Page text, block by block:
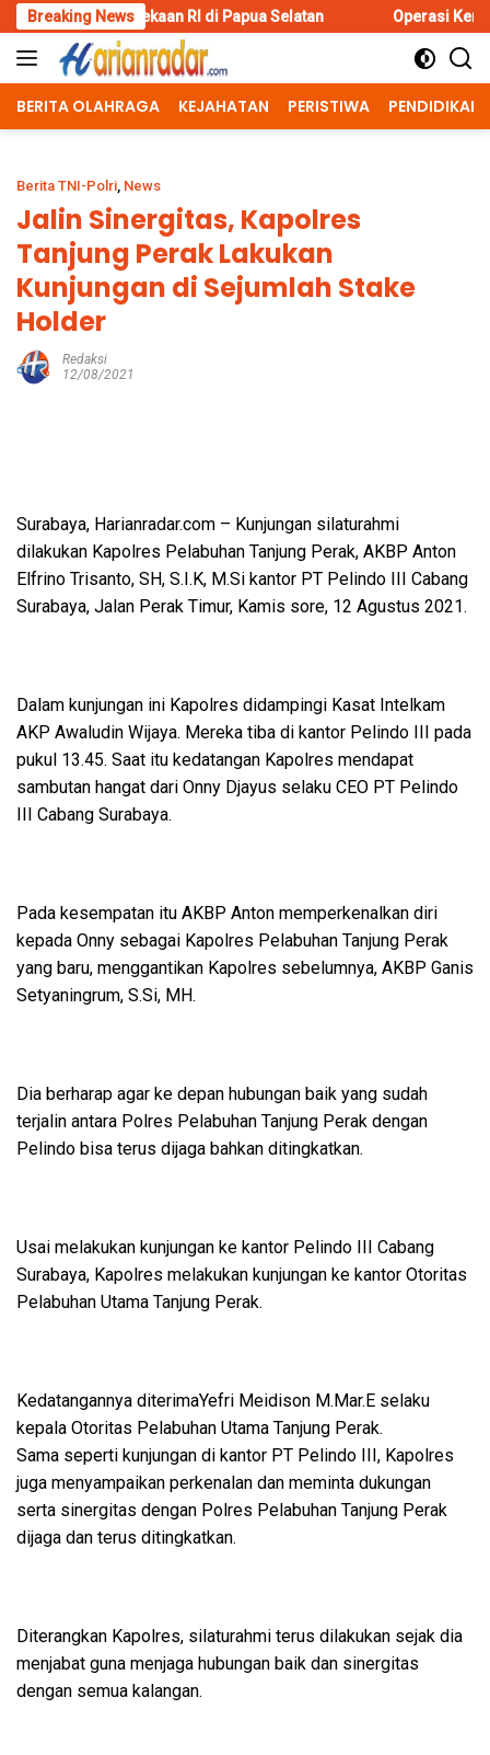
Skip
to
content
Breaking News
RI di Papua Selatan Operasi Kemanusiaan Polres
BERITA OLAHRAGA KEJAHATAN PERISTIWA PENDIDIKAN
Berita TNI-Polri, News
Jalin Sinergitas, Kapolres
Tanjung Perak Lakukan
Kunjungan di Sejumlah Stake
Holder
Redaksi
12/08/2021
Surabaya, Harianradar.com – Kunjungan silaturahmi
dilakukan Kapolres Pelabuhan Tanjung Perak, AKBP Anton
Elfrino Trisanto, SH, S.I.K, M.Si kantor PT Pelindo III Cabang
Surabaya, Jalan Perak Timur, Kamis sore, 12 Agustus 2021.
Dalam kunjungan ini Kapolres didampingi Kasat Intelkam
AKP Awaludin Wijaya. Mereka tiba di kantor Pelindo III pada
pukul 13.45. Saat itu kedatangan Kapolres mendapat
sambutan hangat dari Onny Djayus selaku CEO PT Pelindo
III Cabang Surabaya.
Pada kesempatan itu AKBP Anton memperkenalkan diri
kepada Onny sebagai Kapolres Pelabuhan Tanjung Perak
yang baru, menggantikan Kapolres sebelumnya, AKBP Ganis
Setyaningrum, S.Si, MH.
Dia berharap agar ke depan hubungan baik yang sudah
terjalin antara Polres Pelabuhan Tanjung Perak dengan
Pelindo bisa terus dijaga bahkan ditingkatkan.
Usai melakukan kunjungan ke kantor Pelindo III Cabang
Surabaya, Kapolres melakukan kunjungan ke kantor Otoritas
Pelabuhan Utama Tanjung Perak.
Kedatangannya diterimaYefri Meidison M.Mar.E selaku
kepala Otoritas Pelabuhan Utama Tanjung Perak.
Sama seperti kunjungan di kantor PT Pelindo III, Kapolres
juga menyampaikan perkenalan dan meminta dukungan
serta sinergitas dengan Polres Pelabuhan Tanjung Perak
dijaga dan terus ditingkatkan.
Diterangkan Kapolres, silaturahmi terus dilakukan sejak dia
menjabat guna menjaga hubungan baik dan sinergitas
dengan semua kalangan.